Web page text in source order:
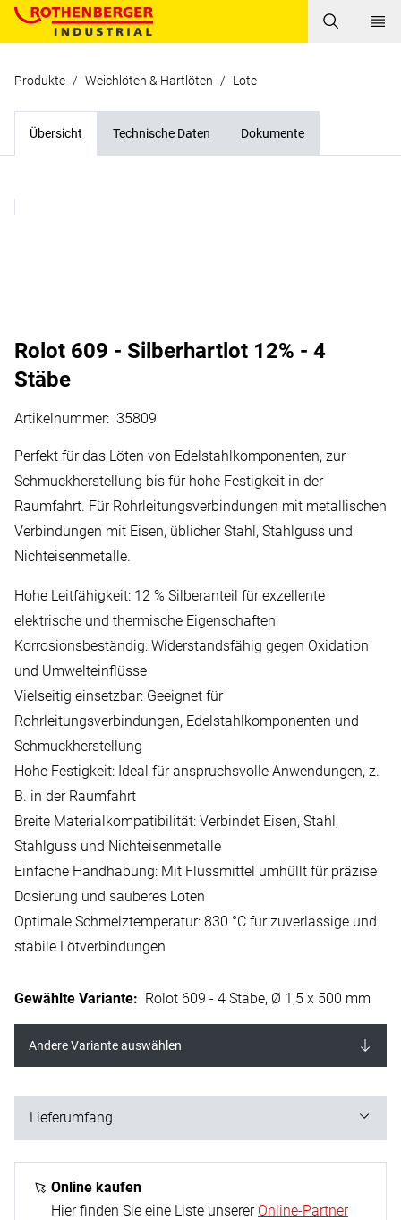
Produkte / Weichlöten & Hartlöten / Lote
Übersicht Technische Daten Dokumente
Rolot 609 - Silberhartlot 12% - 4
Stäbe
Artikelnummer: 35809
Perfekt für das Löten von Edelstahlkomponenten, zur
Schmuckherstellung bis für hohe Festigkeit in der
Raumfahrt. Für Rohrleitungsverbindungen mit metallischen
Verbindungen mit Eisen, üblicher Stahl, Stahlguss und
Nichteisenmetalle.
Hohe Leitfähigkeit: 12 % Silberanteil für exzellente
elektrische und thermische Eigenschaften
Korrosionsbeständig: Widerstandsfähig gegen Oxidation
und Umwelteinflüsse
Vielseitig einsetzbar: Geeignet für
Rohrleitungsverbindungen, Edelstahlkomponenten und
Schmuckherstellung
Hohe Festigkeit: Ideal für anspruchsvolle Anwendungen, z.
B. in der Raumfahrt
Breite Materialkompatibilität: Verbindet Eisen, Stahl,
Stahlguss und Nichteisenmetalle
Einfache Handhabung: Mit Flussmittel umhüllt für präzise
Dosierung und sauberes Löten
Optimale Schmelztemperatur: 830 °C für zuverlässige und
stabile Lötverbindungen
Gewählte Variante: Rolot 609 - 4 Stäbe, Ø 1,5 x 500 mm
Andere Variante auswählen
Lieferumfang
4 Stäbe
Online kaufen
Hier finden Sie eine Liste unserer Online-Partner